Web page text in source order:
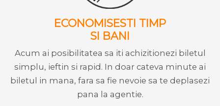
ECONOMISESTI TIMP
SI BANI
Acum ai posibilitatea sa iti achizitionezi biletul
simplu, ieftin si rapid. In doar cateva minute ai
biletul in mana, fara sa fie nevoie sa te deplasezi
pana la agentie.